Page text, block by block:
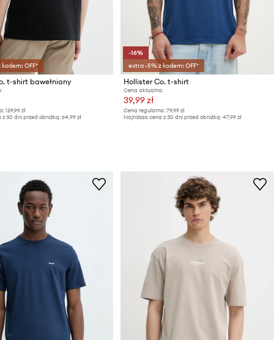
OFF*
t-shirt bawełniany
129,99 zł
z 30 dni przed obniżką: 64,99 zł
-16%
extra -5% z kodem: OFF*
Hollister Co. t-shirt
Cena aktualna:
39,99 zł
Cena regularna: 79,99 zł
Najniższa cena z 30 dni przed obniżką: 47,99 zł